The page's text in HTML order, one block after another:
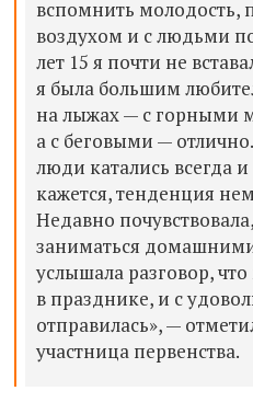
вспомнить
воздухом и с людьми
лет 15 я почти не
я была большим
на лыжах — с горными
а с беговыми —
люди катались всегда
кажется, тенденция
Недавно
заниматься
услышала разговор,
в празднике, и с
отправилась», —
участница первенства.